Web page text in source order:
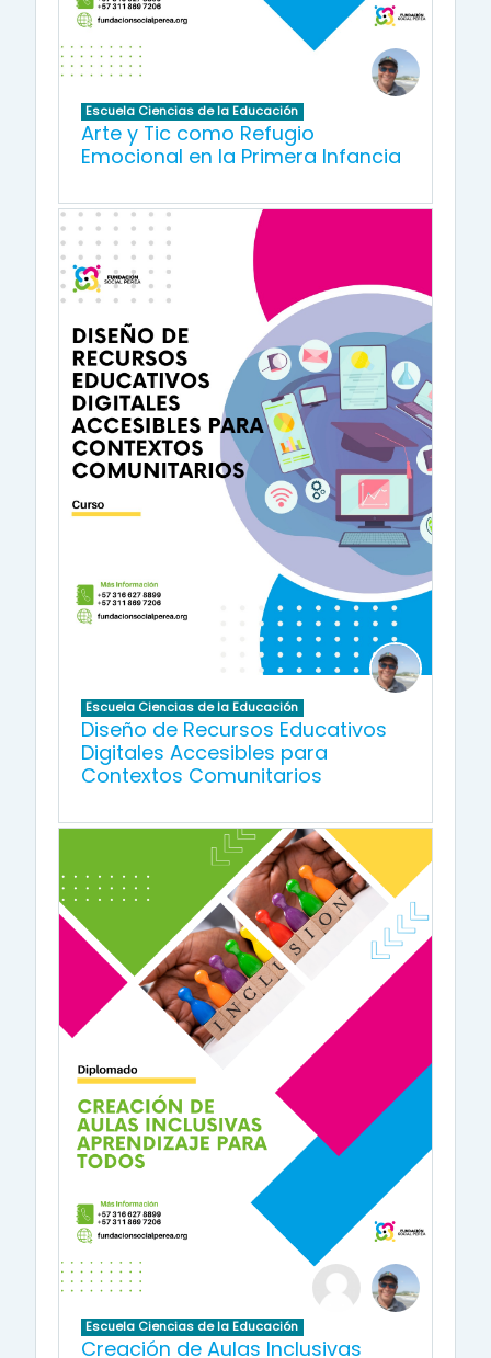
Escuela Ciencias de la Educación
Arte y Tic como Refugio
Emocional en la Primera Infancia
Escuela Ciencias de la Educación
Diseño de Recursos Educativos
Digitales Accesibles para
Contextos Comunitarios
Escuela Ciencias de la Educación
Creación de Aulas Inclusivas